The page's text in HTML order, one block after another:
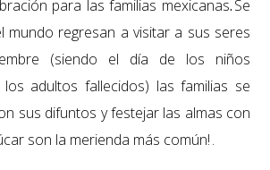
para las familias mexicanas.Se
regresan a visitar a sus seres
(siendo el día de los niños
adultos fallecidos) las familias se
sus difuntos y festejar las almas con
son la merienda más común! .